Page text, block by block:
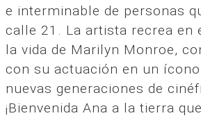
e interminable de personas
calle 21. La artista recrea en
la vida de Marilyn Monroe,
con su actuación en un
nuevas generaciones de
¡Bienvenida Ana a la tierra